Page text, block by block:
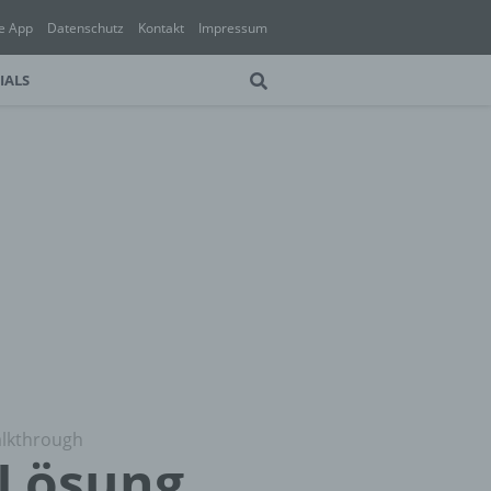
App Datenschutz Kontakt Impressum